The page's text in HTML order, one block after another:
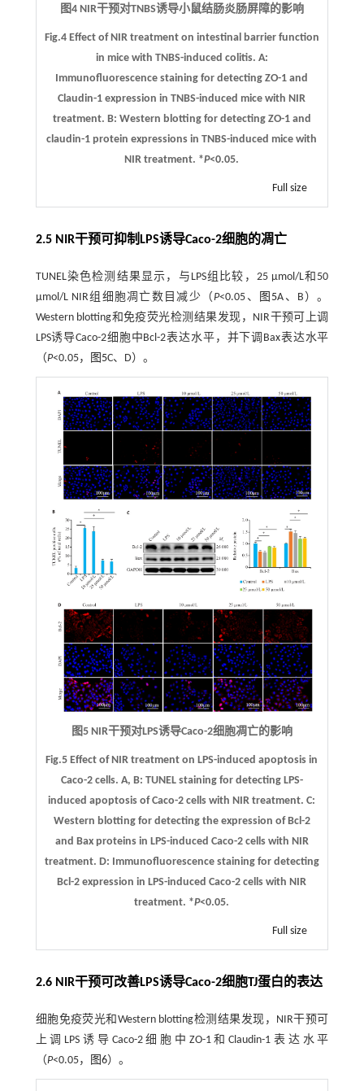
图4 NIR干预对TNBS诱导小鼠结肠炎肠屏障的影响
Fig.4 Effect of NIR treatment on intestinal barrier function
in mice with TNBS-induced colitis. A:
Immunofluorescence staining for detecting ZO-1 and
Claudin-1 expression in TNBS-induced mice with NIR
treatment. B: Western blotting for detecting ZO-1 and
claudin-1 protein expressions in TNBS-induced mice with
NIR treatment. *P<0.05.
Full size
2.5 NIR干预可抑制LPS诱导Caco-2细胞的凋亡
TUNEL染色检测结果显示，与LPS组比较，25 µmol/L和50
µmol/L NIR组细胞凋亡数目减少（P<0.05、 图5A、B）。
Western blotting和免疫荧光检测结果发现，NIR干预可上调
LPS诱导Caco-2细胞中Bcl-2表达水平，并下调Bax表达水平
（P<0.05， 图5C、D）。
图5 NIR干预对LPS诱导Caco-2细胞凋亡的影响
Fig.5 Effect of NIR treatment on LPS-induced apoptosis in
Caco-2 cells. A, B: TUNEL staining for detecting LPS-
induced apoptosis of Caco-2 cells with NIR treatment.C:
Western blotting for detecting the expression of Bcl-2
and Bax proteins in LPS-induced Caco-2 cells with NIR
treatment. D: Immunofluorescence staining for detecting
Bcl-2 expression in LPS-induced Caco-2 cells with NIR
treatment. *P<0.05.
Full size
2.6 NIR干预可改善LPS诱导Caco-2细胞TJ蛋白的表达
细胞免疫荧光和Western blotting检测结果发现，NIR干预可
上调LPS诱导Caco-2细胞中ZO-1和Claudin-1表达水平
（P<0.05， 图6）。